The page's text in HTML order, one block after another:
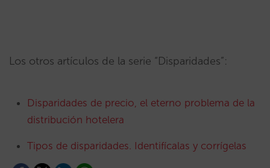
Los otros artículos de la serie “Disparidades”:
Disparidades de precio, el eterno problema de la
distribución hotelera
Tipos de disparidades. Identifícalas y corrígelas